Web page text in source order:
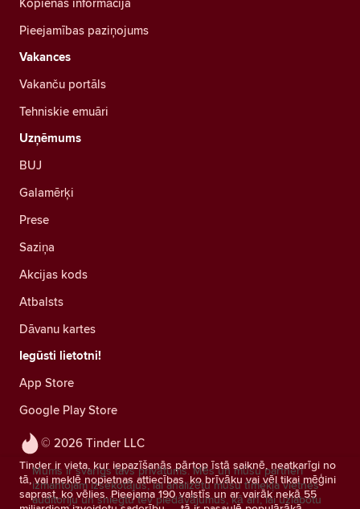
© 2026 Tinder LLC
Tinder ir vieta, kur iepazīšanās pārtop īstā saiknē, neatkarīgi no
tā, vai meklē nopietnas attiecības, ko brīvāku vai vēl tikai mēģini
saprast, ko vēlies. Pieejama 190 valstīs un ar vairāk nekā 55
Pieejamības paziņojums
Vakances
Vakanču portāls
Tehniskie emuāri
Uzņēmums
BUJ
Galamērķi
Prese
Saziņa
Akcijas kods
Atbalsts
Dāvanu kartes
Iegūsti lietotni!
App Store
Google Play Store
Mums ir svarīgs tavs privātums. Mēs un mūsu partneri
izmantojam izsekotājus, lai analizētu mūsu tīmekļa vietnes
auditoriju un sniegtu tev piedāvājumus, kā arī, lai uzlabotu